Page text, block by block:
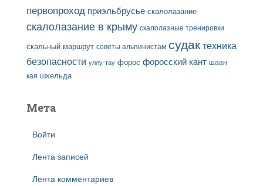
первопроход приэльбрусье скалолазание
скалолазание в крыму скалолазные тренировки
скальный маршрут советы альпинистам судак техника
безопасности уллу-тау форос форосский кант шаан
кая шхельда
Мета
Войти
Лента записей
Лента комментариев